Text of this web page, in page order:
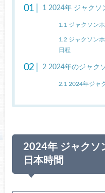
1 2024年 ジャクソ
1.1 ジャクソン
1.2 ジャクソン
日程
22024年のジャク
2.1 2024年ジャ
2024年 ジャクソ
日本時間